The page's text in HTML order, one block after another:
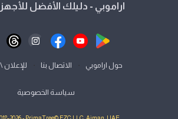
اراموبي - دليلك الأفضل
حول اراموبي الاتصال بنا للإعلان \ Advertise
سياسة الخصوصية